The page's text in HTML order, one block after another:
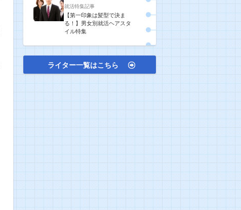
就活特集記事
【第一印象は髪型で決ま
る！】男女別就活ヘアスタ
イル特集
ライター一覧はこちら